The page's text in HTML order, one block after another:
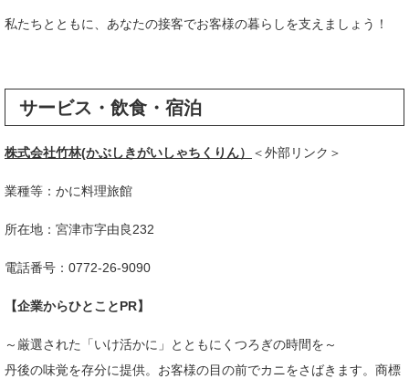
私たちとともに、あなたの接客でお客様の暮らしを支えましょう！
サービス・飲食・宿泊
株式会社竹林(かぶしきがいしゃちくりん） ＜外部リンク＞
業種等：かに料理旅館
所在地：宮津市字由良232
電話番号：0772-26-9090
【企業からひとことPR】
～厳選された「いけ活かに」とともにくつろぎの時間を～
丹後の味覚を存分に提供。お客様の目の前でカニをさばきます。商標